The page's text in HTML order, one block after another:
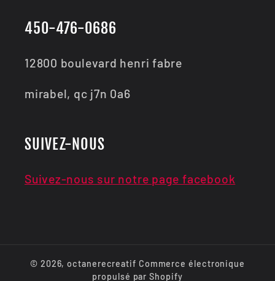
450-476-0686
12800 boulevard henri fabre
mirabel, qc j7n 0a6
SUIVEZ-NOUS
Suivez-nous sur notre page facebook
© 2026,octanerecreatif Commerce électronique
propulsé par Shopify